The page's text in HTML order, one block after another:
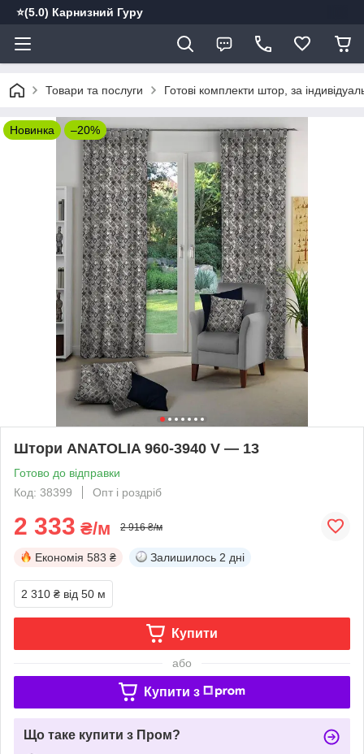
⭐️(5.0) Карнизний Гуру
Товари та послуги Готові комплекти штор, за
Новинка –20%
Штори ANATOLIA 960-3940 V — 13
Готово до відправки
Код: 38399
Опт і роздріб
2 333 ₴/м 2 916 ₴/м
Економія 583 ₴ Залишилось 2 дні
2 310 ₴ від 50 м
Купити
або
Купити з
Що таке купити з Пром?